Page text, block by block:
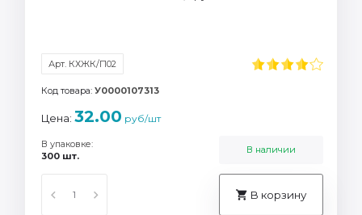
Арт. КХЖК/П02
Код товара: У0000107313
Цена: 32.00 руб/шт
В упаковке:
300 шт.
В наличии
В корзину